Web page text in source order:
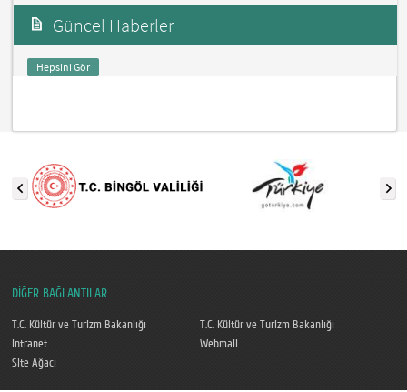
Güncel Haberler
Hepsini Gör
DİĞER BAĞLANTILAR
T.C. Kültür ve Turizm Bakanlığı
T.C. Kültür ve Turizm Bakanlığı
Intranet
Webmail
Site Ağacı